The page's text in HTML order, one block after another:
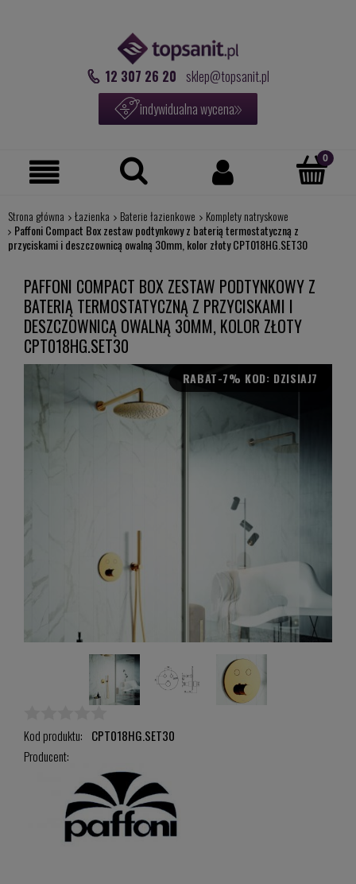
12 307 26 20 sklep@topsanit.pl
indywidualna wycena
Strona główna Łazienka Baterie łazienkowe
Komplety natryskowe
Paffoni Compact Box zestaw podtynkowy z baterią termostatyczną z
przyciskami i deszczownicą owalną 30mm, kolor złoty CPT018HG.SET30
PAFFONI COMPACT BOX ZESTAW PODTYNKOWY Z
BATERIĄ TERMOSTATYCZNĄ Z PRZYCISKAMI I
DESZCZOWNICĄ OWALNĄ 30MM, KOLOR ZŁOTY
CPT018HG.SET30
RABAT-7% KOD: DZISIAJ7
Kod produktu: CPT018HG.SET30
Producent: